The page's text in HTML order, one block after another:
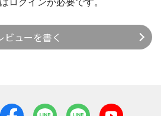
ログインが必要です。
ビューを書く